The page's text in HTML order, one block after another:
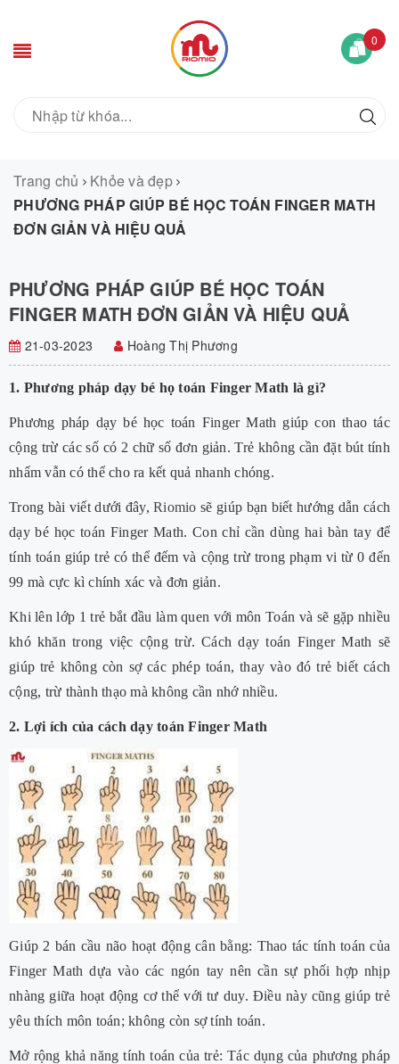
0
Trang chủ
Khỏe và đẹp
PHƯƠNG PHÁP GIÚP BÉ HỌC TOÁN FINGER MATH
ĐƠN GIẢN VÀ HIỆU QUẢ
PHƯƠNG PHÁP GIÚP BÉ HỌC TOÁN
FINGER MATH ĐƠN GIẢN VÀ HIỆU QUẢ
21-03-2023 Hoàng Thị Phương
1. Phương pháp dạy bé họ toán Finger Math là gì?
Phương pháp dạy bé học toán Finger Math giúp con thao tác
cộng trừ các số có 2 chữ số đơn giản. Trẻ không cần đặt bút tính
nhẩm vẫn có thể cho ra kết quả nhanh chóng.
Trong bài viết dưới đây,Riomio sẽ giúp bạn biết hướng dẫn cách
dạy bé học toán Finger Math. Con chỉ cần dùng hai bàn tay để
tính toán giúp trẻ có thể đếm và cộng trừ trong phạm vi từ 0 đến
99 mà cực kì chính xác và đơn giản.
Khi lên lớp 1 trẻ bắt đầu làm quen với môn Toán và sẽ gặp nhiều
khó khăn trong việc cộng trừ. Cách dạy toán Finger Math sẽ
giúp trẻ không còn sợ các phép toán, thay vào đó trẻ biết cách
cộng, trừ thành thạo mà không cần nhớ nhiều.
2. Lợi ích của cách dạy toán Finger Math
Giúp 2 bán cầu não hoạt động cân bằng: Thao tác tính toán của
Finger Math dựa vào các ngón tay nên cần sự phối hợp nhịp
nhàng giữa hoạt động cơ thể với tư duy. Điều này cũng giúp trẻ
yêu thích môn toán; không còn sợ tính toán.
Mở rộng khả năng tính toán của trẻ: Tác dụng của phương pháp